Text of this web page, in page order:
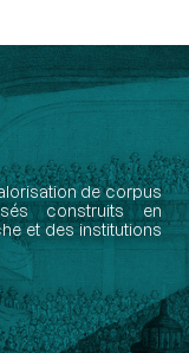
de corpus
construits en
et des institutions